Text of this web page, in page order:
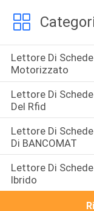
Lettore Di Schede
Motorizzato
Lettore Di Schede
Del Rfid
Lettore Di Schede
Di BANCOMAT
Lettore Di Schede
Ibrido